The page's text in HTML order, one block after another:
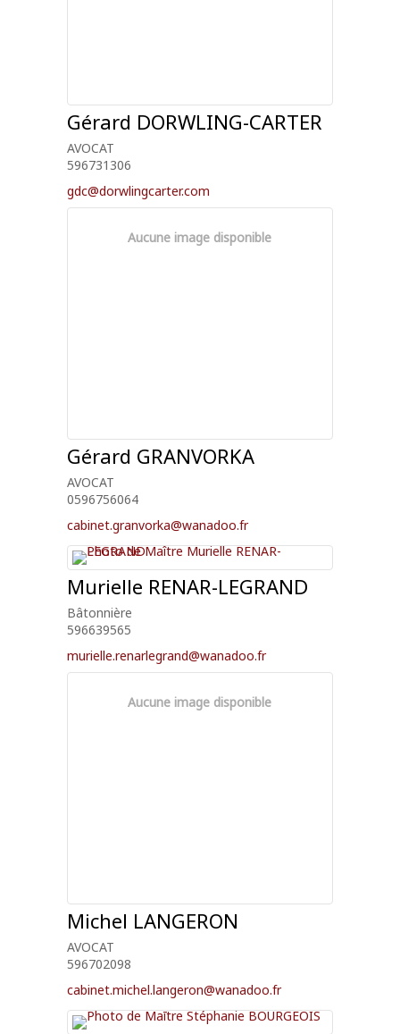
Gérard DORWLING-CARTER
AVOCAT
596731306
gdc@dorwlingcarter.com
Aucune image disponible
Gérard GRANVORKA
AVOCAT
0596756064
cabinet.granvorka@wanadoo.fr
Murielle RENAR-LEGRAND
Bâtonnière
596639565
murielle.renarlegrand@wanadoo.fr
Aucune image disponible
Michel LANGERON
AVOCAT
596702098
cabinet.michel.langeron@wanadoo.fr